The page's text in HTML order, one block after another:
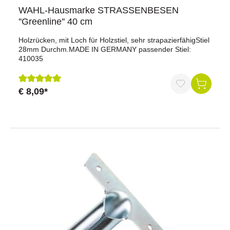
WAHL-Hausmarke STRASSENBESEN
''Greenline'' 40 cm
Holzrücken, mit Loch für Holzstiel, sehr strapazierfähigStiel
28mm Durchm.MADE IN GERMANY passender Stiel:
410035
Durchschnittliche Bewertung von 5 von 5 Sternen
€ 8,09*